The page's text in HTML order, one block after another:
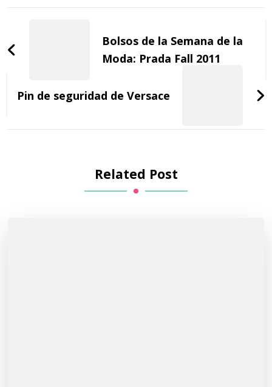
NavigationBolsos de la Semana de la
Moda: Prada Fall 2011
Pin de seguridad de Versace
Related Post